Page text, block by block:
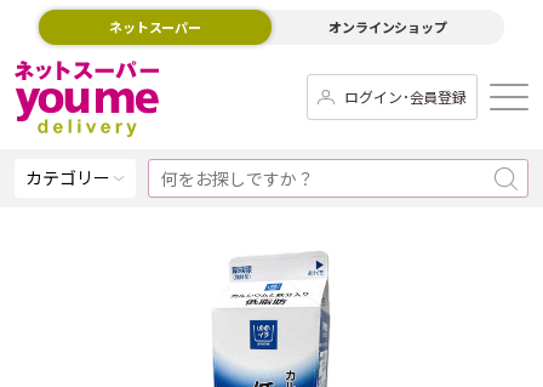
ネットスーパー オンラインショップ
ログイン･会員登録
カテゴリー